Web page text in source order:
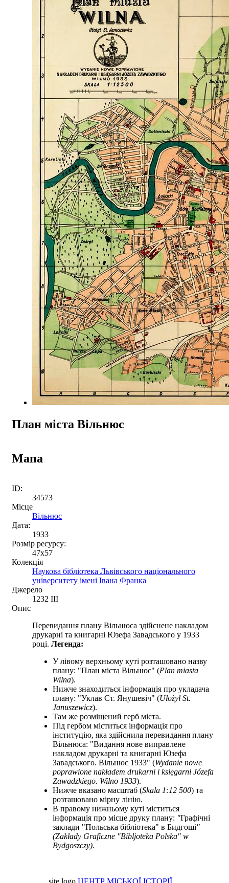
План міста Вільнюс
Мапа
ID:
34573
Місце
Вільнюс
Дата:
1933
Розмір ресурсу:
47x57
Колекція
Наукова бібліотека Львівського національного
університету імені Івана Франка
Джерело
1232 III
Опис
Перевидання плану Вільнюса здійснене накладом
друкарні та книгарні Юзефа Завадського у 1933
році. Легенда:
У лівому верхньому куті розташовано назву
плану: "План міста Вільнюс" (Plan miasta
Wilna).
Нижче знаходиться інформація про укладача
плану: "Уклав Ст. Янушевіч" (Ułożył St.
Januszewicz).
Там же розміщений герб міста.
Під гербом міститься інформація про
інституцію, яка здійснила перевидання плану
Вільнюса: "Видання нове виправлене
накладом друкарні та книгарні Юзефа
Завадського. Вільнюс 1933" (Wydanie nowe
poprawione nakładem drukarni i księgarni Józefa
Zawadzkiego. Wilno 1933).
Нижче вказано масштаб (Skala 1:12 500) та
розташовано мірну лінію.
В правому нижньому куті міститься
інформація про місце друку плану: "Графічні
заклади "Польська бібліотека" в Бидгоші"
(Zakłady Graficzne "Bibljoteka Polska" w
Bydgoszczy).
site logo ЦЕНТР МІСЬКОЇ ІСТОРІЇ